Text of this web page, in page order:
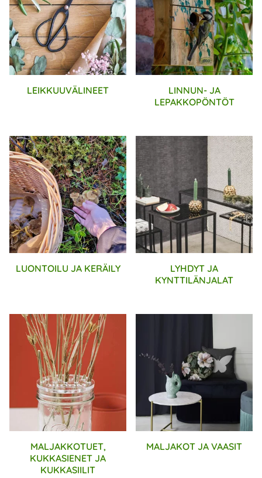
LEIKKUUVÄLINEET
LINNUN- JA
LEPAKKOPÖNTÖT
LUONTOILU JA KERÄILY
LYHDYT JA
KYNTTILÄNJALAT
MALJAKKOTUET,
KUKKASIENET JA
KUKKASIILIT
MALJAKOT JA VAASIT